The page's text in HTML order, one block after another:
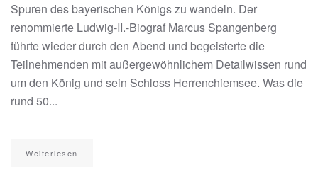
Spuren des bayerischen Königs zu wandeln. Der
renommierte Ludwig-II.-Biograf Marcus Spangenberg
führte wieder durch den Abend und begeisterte die
Teilnehmenden mit außergewöhnlichem Detailwissen rund
um den König und sein Schloss Herrenchiemsee. Was die
rund 50...
Weiterlesen